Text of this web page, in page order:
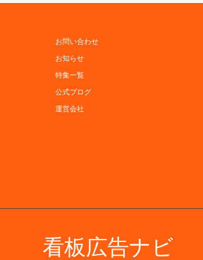
お問い合わせ
お知らせ
特集一覧
公式ブログ
運営会社
看板広告ナビ